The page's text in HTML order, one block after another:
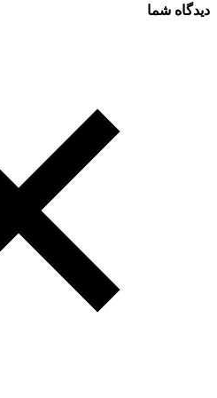
دیدگاه شما